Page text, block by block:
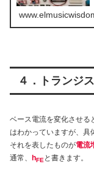
４．トランジ
ベース電流を変化させる
はわかっていますが、具
それを表したものが電流
通常、 hFE と書きます。